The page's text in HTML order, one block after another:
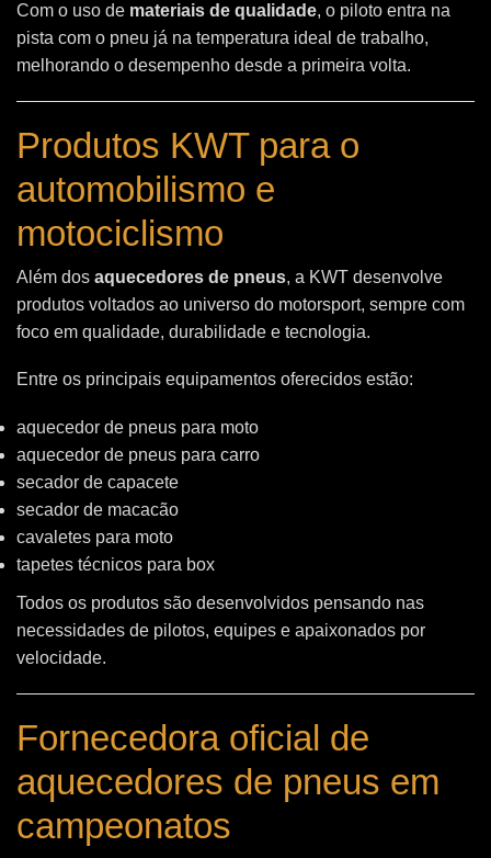
Com o uso de materiais de qualidade, o piloto entra na
pista com o pneu já na temperatura ideal de trabalho,
melhorando o desempenho desde a primeira volta.
Produtos KWT para o
automobilismo e
motociclismo
Além dos aquecedores de pneus, a KWT desenvolve
produtos voltados ao universo do motorsport, sempre com
foco em qualidade, durabilidade e tecnologia.
Entre os principais equipamentos oferecidos estão:
aquecedor de pneus para moto
aquecedor de pneus para carro
secador de capacete
secador de macacão
cavaletes para moto
tapetes técnicos para box
Todos os produtos são desenvolvidos pensando nas
necessidades de pilotos, equipes e apaixonados por
velocidade.
Fornecedora oficial de
aquecedores de pneus em
campeonatos